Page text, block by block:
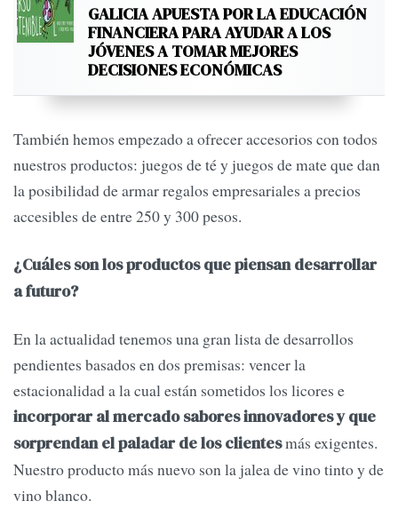
GALICIA APUESTA POR LA EDUCACIÓN
FINANCIERA PARA AYUDAR A LOS
JÓVENES A TOMAR MEJORES
DECISIONES ECONÓMICAS
También hemos empezado a ofrecer accesorios con todos
nuestros productos: juegos de té y juegos de mate que dan
la posibilidad de armar regalos empresariales a precios
accesibles de entre 250 y 300 pesos.
¿Cuáles son los productos que piensan desarrollar
a futuro?
En la actualidad tenemos una gran lista de desarrollos
pendientes basados en dos premisas: vencer la
estacionalidad a la cual están sometidos los licores e
incorporar al mercado sabores innovadores y que
sorprendan el paladar de los clientesmás exigentes.
Nuestro producto más nuevo son la jalea de vino tinto y de
vino blanco.